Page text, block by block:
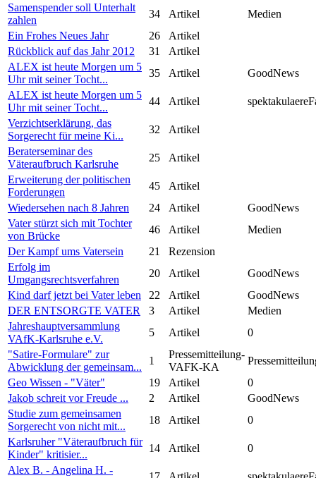
Samenspender soll Unterhalt
zahlen
34 Artikel
Medien
Ein Frohes Neues Jahr
26
Artikel
Rückblick auf das Jahr 2012
31
Artikel
ALEX ist heute Morgen um 5
Uhr mit seiner Tocht...
35 Artikel
GoodNews
ALEX ist heute Morgen um 5
Uhr mit seiner Tocht...
44 Artikel
Verzichtserklärung, das
Sorgerecht für meine Ki...
32
Artikel
Beraterseminar des
Väteraufbruch Karlsruhe
25
Artikel
Erweiterung der politischen
Forderungen
45
Artikel
Wiedersehen nach 8 Jahren
24 Artikel
GoodNews
Vater stürzt sich mit Tochter
von Brücke
46 Artikel
Medien
Der Kampf ums Vatersein
21
Rezension
Erfolg im
Umgangsrechtsverfahren
20 Artikel
GoodNews
Kind darf jetzt bei Vater leben
22 Artikel
GoodNews
DER ENTSORGTE VATER
3 Artikel
Medien
Jahreshauptversammlung
VAfK-Karlsruhe e.V.
5 Artikel
0
"Satire-Formulare" zur
Abwicklung der gemeinsam...
1
Pressemitteilung-
VAFK-KA
Geo Wissen - "Väter"
19 Artikel
0
Jakob schreit vor Freude ...
2 Artikel
GoodNews
Studie zum gemeinsamen
Sorgerecht von nicht mit...
18 Artikel
0
Karlsruher "Väteraufbruch für
Kinder" kritisier...
14 Artikel
0
Alex B. - Angelina H. -